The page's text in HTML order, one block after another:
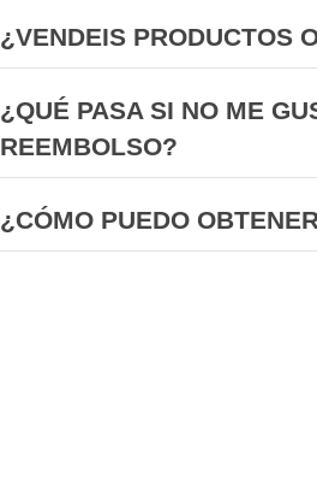
¿VENDEIS PRODUCTOS
¿QUÉ PASA SI NO ME
REEMBOLSO?
¿CÓMO PUEDO